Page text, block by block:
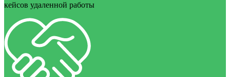
кейсов удаленной работы